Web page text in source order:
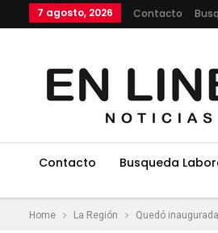
7 agosto, 2026 Contacto
Contacto Busqueda
Home La Región Quedó